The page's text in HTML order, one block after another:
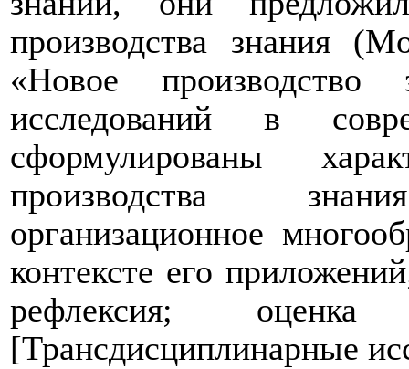
производства знания
«Новое
исследований в
сформулированы
производства
организационное
контексте его
рефлексия;
[Трансдисциплинарные